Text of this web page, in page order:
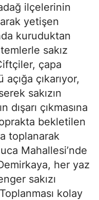
ilçelerinin
yetişen
kuruduktan
sakız
çapa
çıkarıyor,
sakızın
dışarı çıkmasına
bekletilen
toplanarak
Mahallesi’nde
her yaz
sakızı
kolay